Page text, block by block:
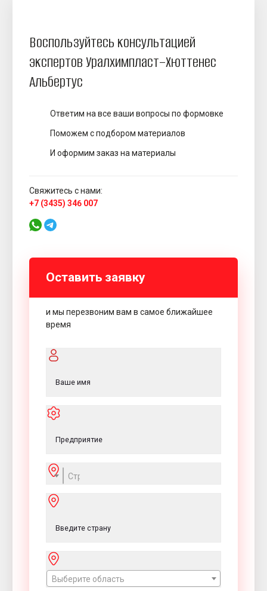
Очистительные и отмывающие составы
Добавки в формовочную смесь против дефектов литья
Технический сервис
Услуги лаборатории и анализ литейных материалов
Воспользуйтесь консультацией
экспертов Уралхимпласт–Хюттенес
Альбертус
Ответим на все ваши вопросы по формовке
Поможем с подбором материалов
И оформим заказ на материалы
Свяжитесь с нами:
+7 (3435) 346 007
Оставить заявку
и мы перезвоним вам в самое ближайшее
время
Страна
Выберите область